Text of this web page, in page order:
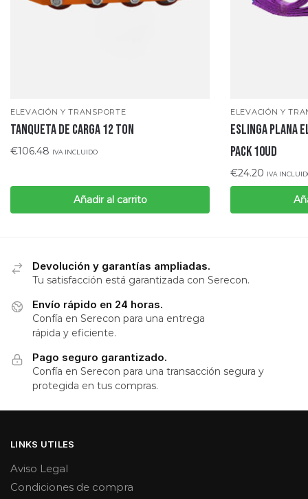
ELEVACIÓN Y TRANSPORTE
TANQUETA DE CARGA 12 TON
€106.48 IVA INCLUIDO
Añadir al carrito
ELEVACIÓN Y
Eslinga plana
Pack 10ud
€24.20 IVA
Devolución y garantías ampliadas.
Tu satisfacción está garantizada con Serecon.
Envío rápido en 24 horas.
Confía en Serecon para una entrega
rápida y eficiente.
Pago seguro garantizado.
Confía en Serecon para una transacción segura y
protegida en tus compras.
LINKS UTILES
Aviso Legal
Condiciones de compra